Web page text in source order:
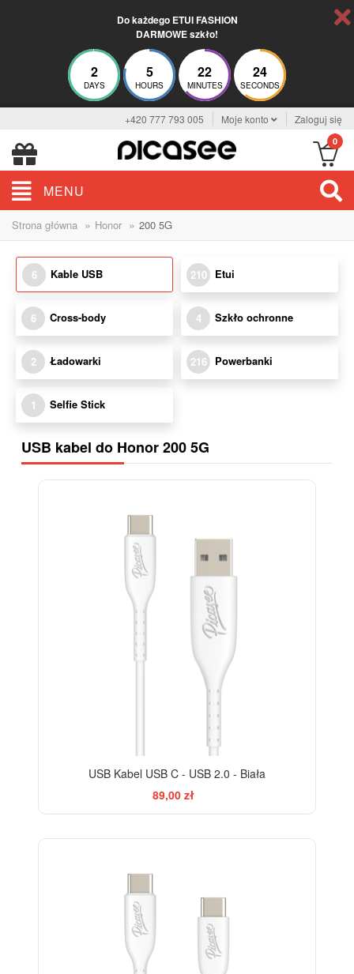
Do każdego ETUI FASHION
DARMOWE szkło!
2
DAYS
5
HOURS
22
MINUTES
24
SECONDS
+420 777 793 005 Moje konto Zaloguj się
0
MENU
Strona główna » Honor » 200 5G
6 Kable USB 210 Etui
6 Cross-body 4 Szkło ochronne
2 Ładowarki 216 Powerbanki
1 Selfie Stick
USB kabel do Honor 200 5G
USB Kabel USB C - USB 2.0 - Biała
89,00 zł